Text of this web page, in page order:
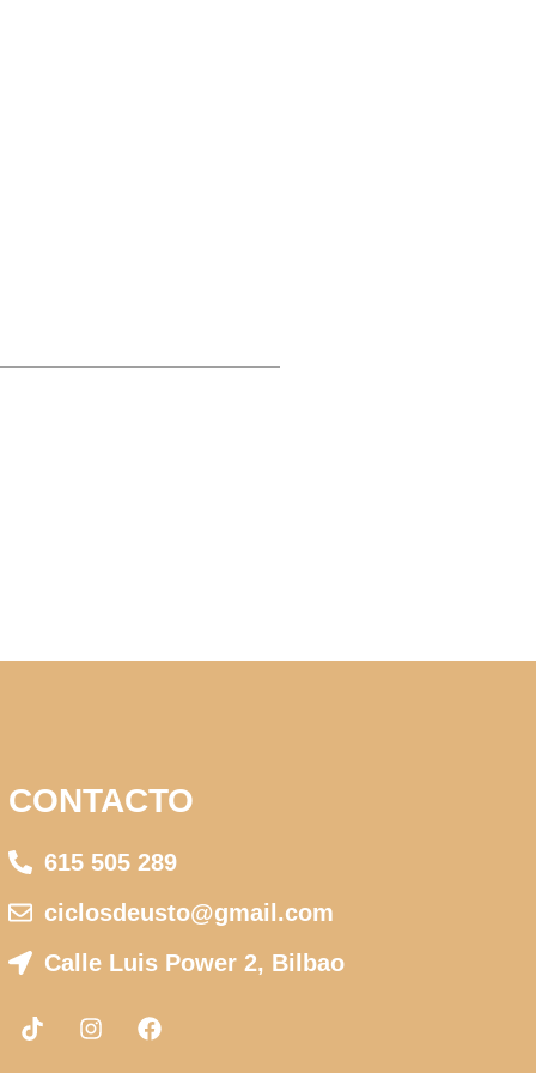
CONTACTO
615 505 289
ciclosdeusto@gmail.com
Calle Luis Power 2, Bilbao